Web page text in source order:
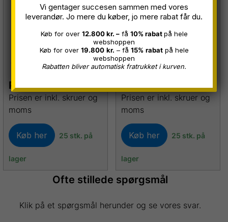
L 3,00 m.
Restparti
Pr. stk.279,00kr.
Prisen er inkl. skruer og
moms
Køb her 25 stk. på
lager
Restparti
Pr. stk.259,00kr.
Prisen er inkl. skruer og
moms
Køb her 25 stk. på
lager
Ofte stillede spørgsmål
Klik på et spørgsmål herunder og se vores svar.
Vi gentager succesen sammen med vores
leverandør. Jo mere du køber, jo mere rabat får du.
Køb for over 12.800 kr. –få 10% rabatpå hele
webshoppen
Køb for over 19.800 kr. – få 15% rabatpå hele
webshoppen
Rabatten bliver automatisk fratrukket i kurven.